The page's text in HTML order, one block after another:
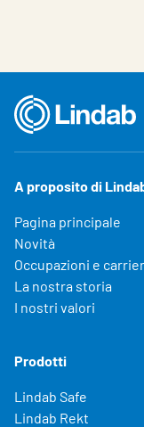
A proposito di
Pagina principale
Novità
Occupazioni e
La nostra storia
I nostri valori
Prodotti
Lindab Safe
Lindab Rekt